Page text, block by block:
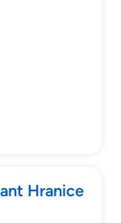
Hranice